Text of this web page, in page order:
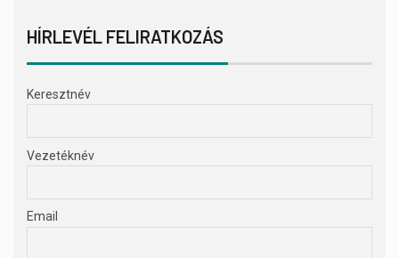
HÍRLEVÉL FELIRATKOZÁS
Keresztnév
Vezetéknév
Email